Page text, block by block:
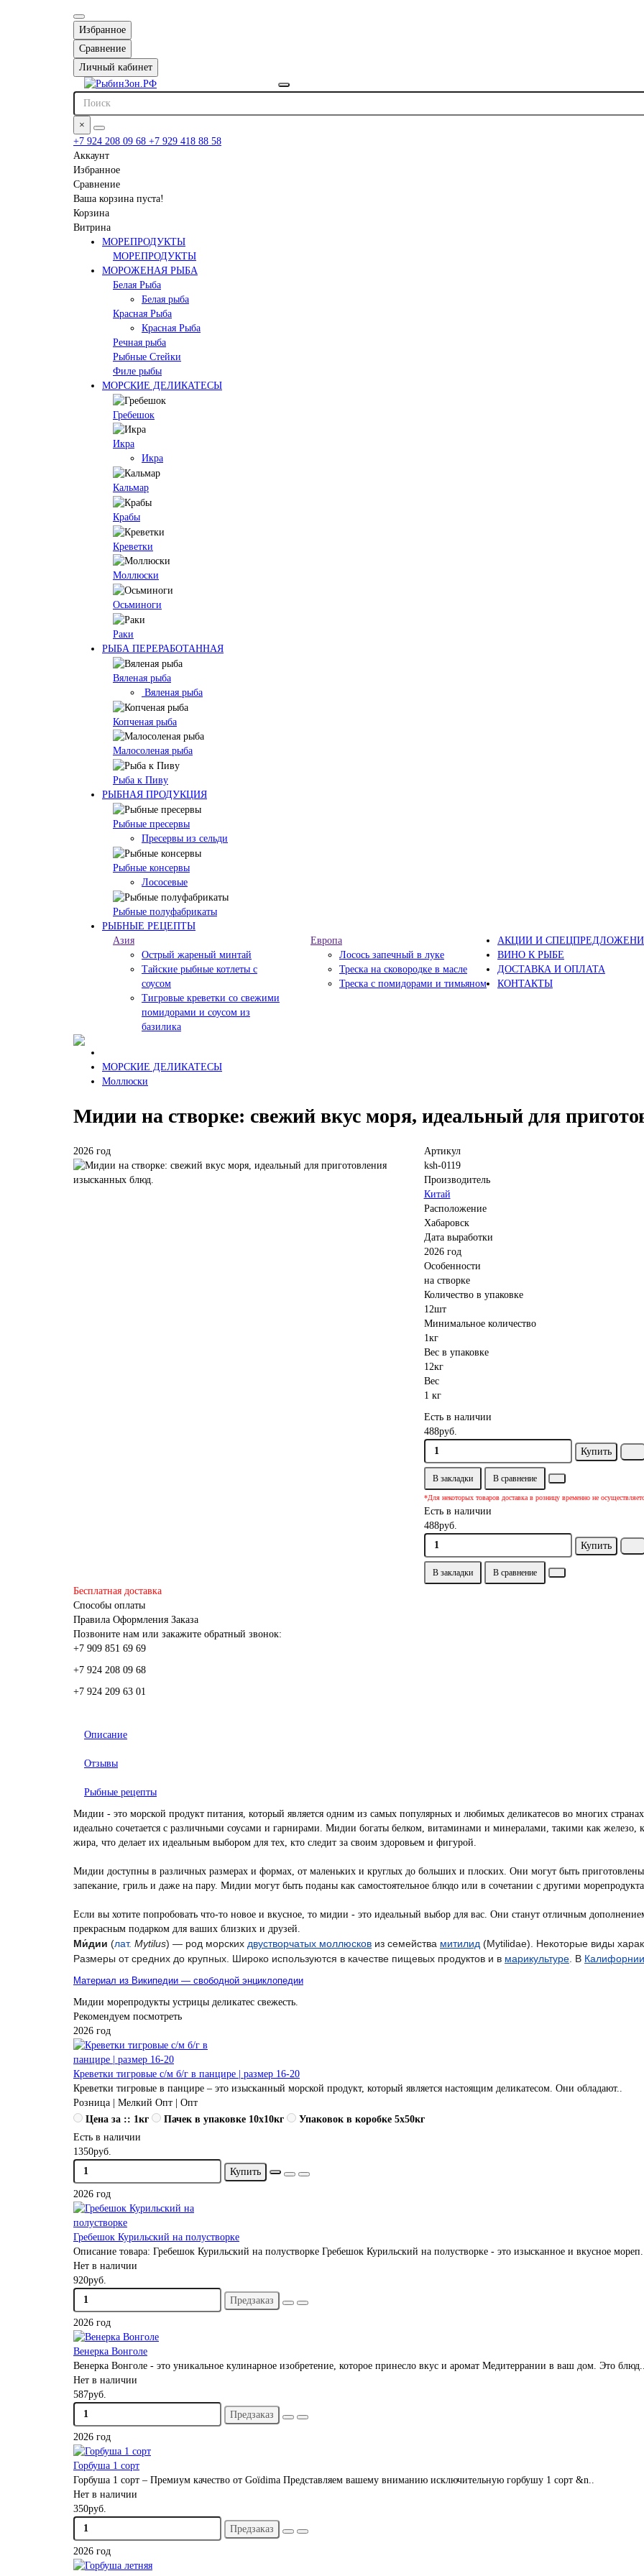
Избранное
Сравнение
Личный кабинет
×
+7 924 208 09 68 +7 929 418 88 58
Аккаунт
Избранное
Сравнение
Ваша корзина пуста!
Корзина
Витрина
МОРЕПРОДУКТЫ
МОРЕПРОДУКТЫ
МОРОЖЕНАЯ РЫБА
Белая Рыба
Белая рыба
Красная Рыба
Красная Рыба
Речная рыба
Рыбные Стейки
Филе рыбы
МОРСКИЕ ДЕЛИКАТЕСЫ
Гребешок
Икра
Икра
Кальмар
Крабы
Креветки
Моллюски
Осьминоги
Раки
РЫБА ПЕРЕРАБОТАННАЯ
Вяленая рыба
Вяленая рыба
Копченая рыба
Малосоленая рыба
Рыба к Пиву
РЫБНАЯ ПРОДУКЦИЯ
Рыбные пресервы
Пресервы из сельди
Рыбные консервы
Лососевые
Рыбные полуфабрикаты
РЫБНЫЕ РЕЦЕПТЫ
Азия
Острый жареный минтай
Тайские рыбные котлеты с
соусом
Тигровые креветки со свежими
помидорами и соусом из
базилика
Европа
Лосось запечный в луке
Треска на сковородке в масле
Треска с помидорами и тимьяном
АКЦИИ И
ВИНО К РЫБЕ
ДОСТАВКА И ОПЛАТА
КОНТАКТЫ
МОРСКИЕ ДЕЛИКАТЕСЫ
Моллюски
Мидии на створке: свежий вкус моря, идеальный для
2026 год
Артикул
ksh-0119
Производитель
Китай
Расположение
Хабаровск
Дата выработки
2026 год
Особенности
на створке
Количество в упаковке
12шт
Минимальное количество
1кг
Вес в упаковке
12кг
Вес
1 кг
Есть в наличии
488руб.
Купить
В закладки В сравнение
*Для некоторых товаров доставка в розницу временно не
Есть в наличии
488руб.
Купить
В закладки В сравнение
Бесплатная доставка
Способы оплаты
Правила Оформления Заказа
Позвоните нам или закажите обратный звонок:
+7 909 851 69 69
+7 924 208 09 68
+7 924 209 63 01
Описание
Отзывы
Рыбные рецепты
Мидии - это морской продукт питания, который является одним из самых популярных и любимых деликатесов во многих
идеально сочетается с различными соусами и гарнирами. Мидии богаты белком, витаминами и минералами, такими как
жира, что делает их идеальным выбором для тех, кто следит за своим здоровьем и фигурой.
Мидии доступны в различных размерах и формах, от маленьких и круглых до больших и плоских. Они могут быть
запекание, гриль и даже на пару. Мидии могут быть поданы как самостоятельное блюдо или в сочетании с другими
Если вы хотите попробовать что-то новое и вкусное, то мидии - это идеальный выбор для вас. Они станут отличным
прекрасным подарком для ваших близких и друзей.
Ми́дии (лат. Mytilus) — род морских двустворчатых моллюсков из семейства митилид (Mytilidae). Некоторые виды
Размеры от средних до крупных . Широко используются в качестве пищевых продуктов и в марикультуре . В Калифорнии
Материал из Википедии — свободной энциклопедии
Мидии морепродукты устрицы деликатес свежесть.
Рекомендуем посмотреть
2026 год
Креветки тигровые с/м б/г в панцире | размер 16-20
Креветки тигровые в панцире – это изысканный морской продукт, который является настоящим деликатесом. Они обладают..
Розница | Мелкий Опт | Опт
Цена за :: 1кг
Пачек в упаковке 10x10кг
Упаковок в коробке 5x50кг
Есть в наличии
1350руб.
Купить
2026 год
Гребешок Курильский на полустворке
Описание товара: Гребешок Курильский на полустворке Гребешок Курильский на полустворке - это изысканное и вкусное
Нет в наличии
920руб.
Предзаказ
2026 год
Венерка Вонголе
Венерка Вонголе - это уникальное кулинарное изобретение, которое принесло вкус и аромат Медитеррании в ваш дом. Это
Нет в наличии
587руб.
Предзаказ
2026 год
Горбуша 1 сорт
Горбуша 1 сорт – Премиум качество от Goïdima Представляем вашему вниманию исключительную горбушу 1 сорт &n..
Нет в наличии
350руб.
Предзаказ
2026 год